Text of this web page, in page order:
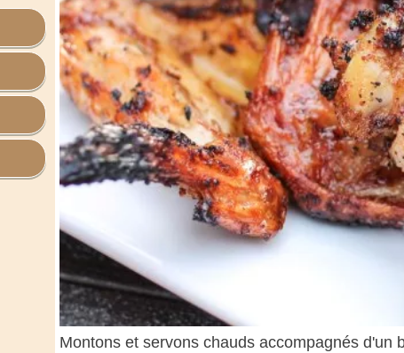
Montons et servons chauds accompagnés d'un